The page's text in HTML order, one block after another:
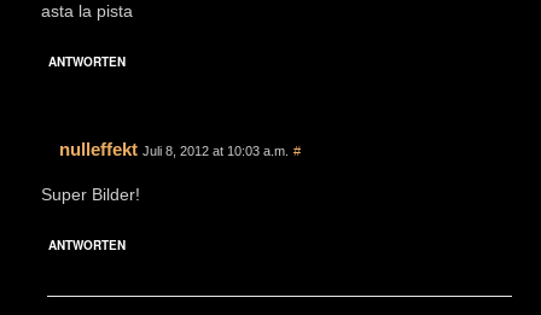
asta la pista
ANTWORTEN
nulleffekt Juli 8, 2012 at 10:03 a.m. #
Super Bilder!
ANTWORTEN